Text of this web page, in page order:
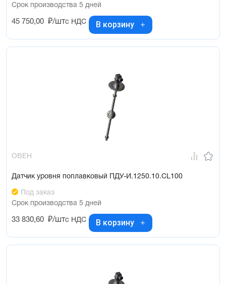
Срок производства 5 дней
45 750,00 ₽/штс НДС В корзину
ОВЕН
Датчик уровня поплавковый ПДУ-И.1250.10.СL100
Под заказ
Срок производства 5 дней
33 830,60 ₽/штс НДС В корзину